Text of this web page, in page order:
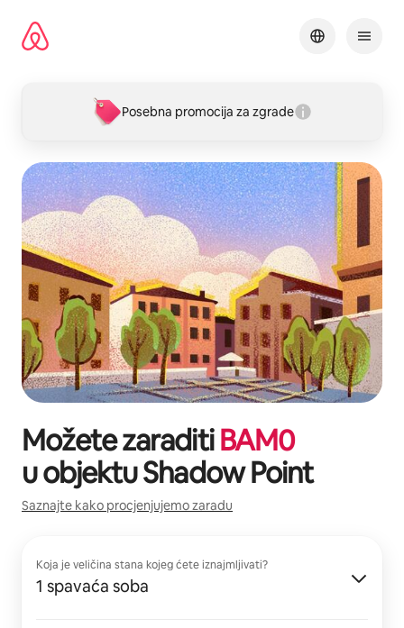
sadržaj
Posebna promocija za zgrade
Možete zaraditiBAM0
u objektuShadow Point
Saznajte kako procjenjujemo zaradu
Koja je veličina stana kojeg ćete iznajmljivati?
1 spavaća soba